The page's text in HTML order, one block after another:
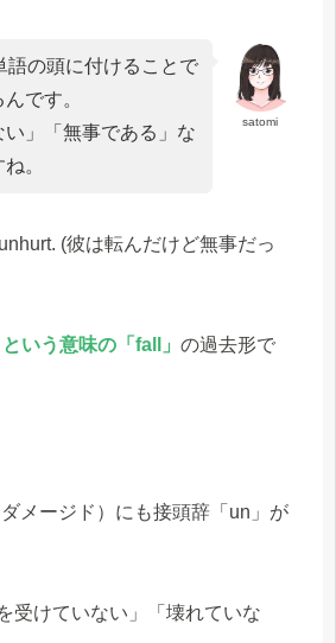
satomi
語の頭に付けることで
です。
い」「無事である」な
。
(彼は転んだけど無事だっ
いう意味の「fall」 の過去形で
メージド）にも接頭辞「un」が
受けていない」「壊れていな